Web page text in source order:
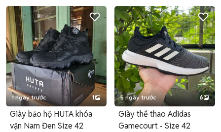
1 ngày trước 1
Giày bảo hộ HUTA khóa
vặn Nam Đen Size 42
5 ngày trước 6
Giày thể thao Adidas
Gamecourt - Size 42